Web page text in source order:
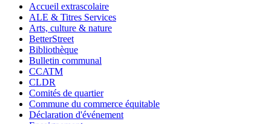
Accueil extrascolaire
ALE & Titres Services
Arts, culture & nature
BetterStreet
Bibliothèque
Bulletin communal
CCATM
CLDR
Comités de quartier
Commune du commerce équitable
Déclaration d'événement